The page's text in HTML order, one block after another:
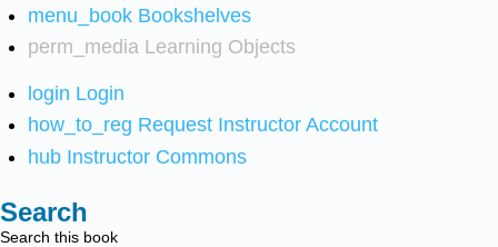
menu_book Bookshelves
perm_media Learning Objects
login Login
how_to_reg Request Instructor Account
hub Instructor Commons
Search
Search this book